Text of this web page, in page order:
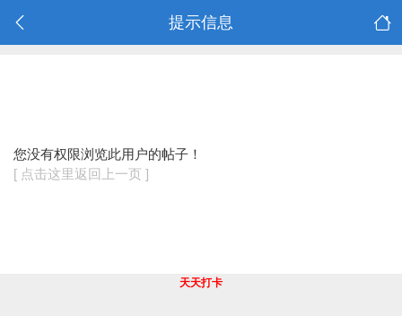
提示信息
您没有权限浏览此用户的帖子！
[ 点击这里返回上一页 ]
天天打卡